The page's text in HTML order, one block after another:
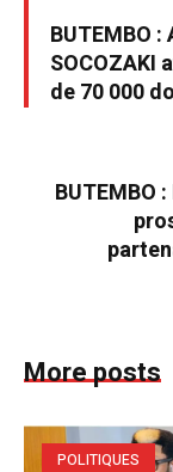
BUTEMBO
SOCOZAKI
de 70 000
BUTEMBO
More posts
POLITIQUES